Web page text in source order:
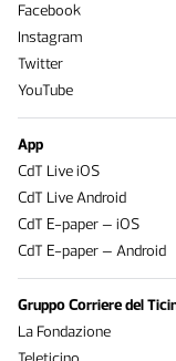
Facebook
Instagram
Twitter
YouTube
App
CdT Live iOS
CdT Live Android
CdT E-paper – iOS
CdT E-paper – Android
Gruppo Corriere del
La Fondazione